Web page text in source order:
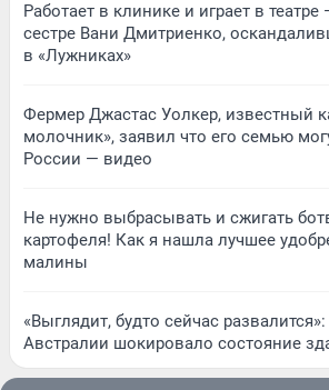
Работает в клинике и играет в
сестре Вани Дмитриенко,
в «Лужниках»
Фермер Джастас Уолкер, известный
молочник», заявил что его семью
России — видео
Не нужно выбрасывать и сжигать
картофеля! Как я нашла лучшее
малины
«Выглядит, будто сейчас
Австралии шокировало состояние